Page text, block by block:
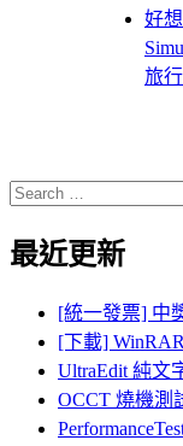
好
旅行
Search
for:
最近更新
[統一發票] 中
[下載]
UltraEdit 純文
OCCT 燒機測